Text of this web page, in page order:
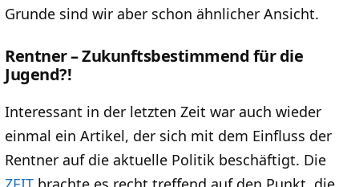
Grunde sind wir aber schon ähnlicher Ansicht.
Rentner – Zukunftsbestimmend für die
Jugend?!
Interessant in der letzten Zeit war auch wieder
einmal ein Artikel, der sich mit dem Einfluss der
Rentner auf die aktuelle Politik beschäftigt. Die